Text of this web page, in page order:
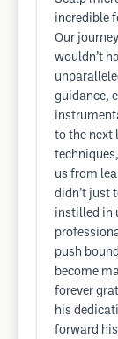
incredible
Our
wouldn’t
guidance,
to the next
us from
didn’t just
instilled in
push
become
forever
his
forward